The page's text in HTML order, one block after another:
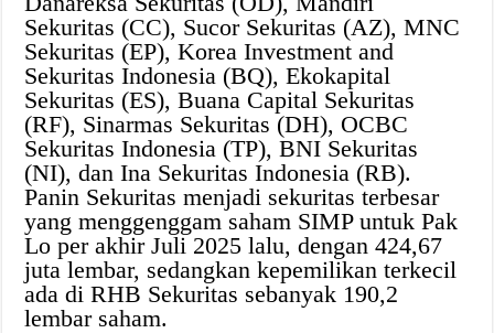
Sekuritas (CC), Sucor Sekuritas (AZ), MNC
Sekuritas (EP), Korea Investment and
Sekuritas Indonesia (BQ), Ekokapital
Sekuritas (ES), Buana Capital Sekuritas
(RF), Sinarmas Sekuritas (DH), OCBC
Sekuritas Indonesia (TP), BNI Sekuritas
(NI), dan Ina Sekuritas Indonesia (RB).
Panin Sekuritas menjadi sekuritas terbesar
yang menggenggam saham SIMP untuk Pak
Lo per akhir Juli 2025 lalu, dengan 424,67
juta lembar, sedangkan kepemilikan terkecil
ada di RHB Sekuritas sebanyak 190,2
lembar saham.